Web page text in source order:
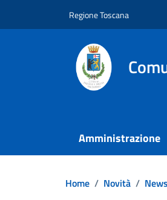
Regione Toscana
Amministrazione
Home / Novità /